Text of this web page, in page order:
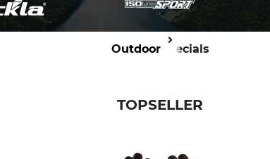
OutdoorSpecials
TOPSELLER